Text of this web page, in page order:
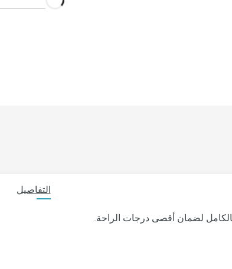
التفاصيل
لضمان أقصى درجات الراحة.